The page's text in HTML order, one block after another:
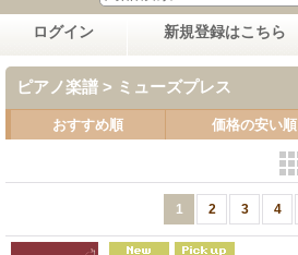
ログイン 新規登録はこちら
ピアノ楽譜 > ミューズプレス
おすすめ順 価格の安い順
1 2 3 4